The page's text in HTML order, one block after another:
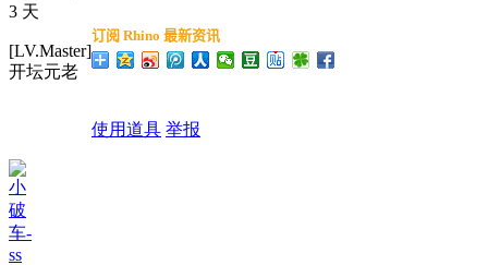
3 天
[LV.Master]
开坛元老
订阅 Rhino 最新资讯
使用道具 举报
小
破
车-
ss